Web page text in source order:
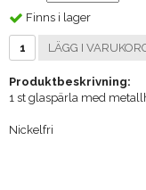
Finns i lager
LÄGG I
Produktbeskrivning:
1 st glaspärla med
Nickelfri